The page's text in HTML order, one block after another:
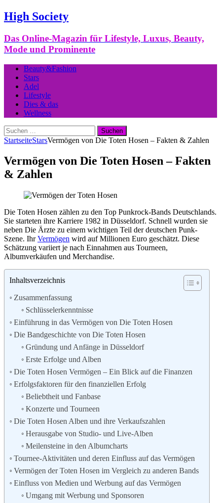
High Society
Das Online-Magazin für Lifestyle, Luxus, Beauty,
Mode und Prominente
Beauty&Fashion
Stars
Adel
Lifestyle
Dies & das
Wellness
Suchen
nach:
StartseiteStarsVermögen von Die Toten Hosen – Fakten & Zahlen
Vermögen von Die Toten Hosen – Fakten
& Zahlen
Die Toten Hosen zählen zu den Top Punkrock-Bands Deutschlands.
Sie starteten ihre Karriere 1982 in Düsseldorf. Schnell wurden sie
neben Die Ärzte zu einem wichtigen Teil der deutschen Punk-
Szene. IhrVermögen wird auf Millionen Euro geschätzt. Diese
Schätzung variiert je nach Einnahmen aus Tourneen,
Albumverkäufen und Merchandise.
Inhaltsverzeichnis
Zusammenfassung
Schlüsselerkenntnisse
Einführung in das Vermögen von Die Toten Hosen
Die Bandgeschichte von Die Toten Hosen
Gründung und Anfänge in Düsseldorf
Erste Erfolge und Alben
Die Toten Hosen Vermögen – Ein Blick auf die Finanzen
Erfolgsfaktoren für den finanziellen Erfolg
Beliebtheit und Fanbase
Konzerte und Tourneen
Die Toten Hosen Alben und ihre Verkaufszahlen
Herausgabe von Studio- und Live-Alben
Meilensteine in den Albumcharts
Tournee-Aktivitäten und deren Einfluss auf das Vermögen
Vermögen der Toten Hosen im Vergleich zu anderen Bands
Einfluss von Medien und Werbung auf das Vermögen
Umgang mit Werbung und Sponsoren